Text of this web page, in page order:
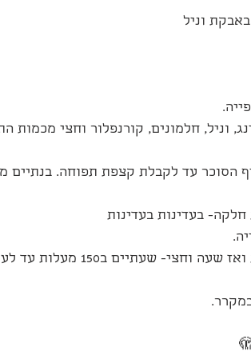
וניל, חלמונים, קורנפלור וחצי מכמות
הסוכר עד לקבלת קצפת תפוחה. בנתיים
6.מכניסים לתנור ל10 דק בחום של 200 מעלות ואז שעה